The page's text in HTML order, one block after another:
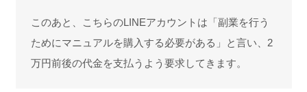
このあと、こちらのLINEアカウントは「副業を行う
ためにマニュアルを購入する必要がある」と言い、2
万円前後の代金を支払うよう要求してきます。